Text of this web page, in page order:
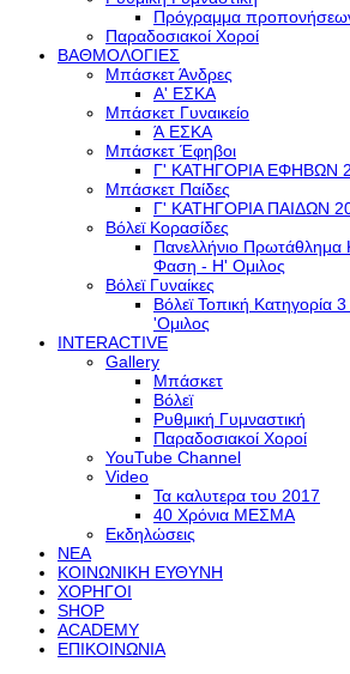
Πρόγραμμα
Παραδοσιακοί Χοροί
ΒΑΘΜΟΛΟΓΙΕΣ
Μπάσκετ Άνδρες
Α' ΕΣΚΑ
Μπάσκετ Γυναικείο
Ά ΕΣΚΑ
Μπάσκετ Έφηβοι
Γ' ΚΑΤΗΓΟΡΙΑ ΕΦΗΒΩΝ
Μπάσκετ Παίδες
Γ' ΚΑΤΗΓΟΡΙΑ ΠΑΙΔΩΝ
Βόλεϊ Κορασίδες
Πανελλήνιο Πρωτάθλημα
Φαση - H' Ομιλος
Βόλεϊ Γυναίκες
Βόλεϊ Τοπική Κατηγορία
'Ομιλος
INTERACTIVE
Gallery
Μπάσκετ
Βόλεϊ
Ρυθμική Γυμναστική
Παραδοσιακοί Χοροί
YouTube Channel
Video
Τα καλυτερα του 2017
40 Χρόνια ΜΕΣΜΑ
Εκδηλώσεις
ΝΕΑ
ΚΟΙΝΩΝΙΚΗ ΕΥΘΥΝΗ
ΧΟΡΗΓΟΙ
SHOP
ACADEMY
ΕΠΙΚΟΙΝΩΝΙΑ